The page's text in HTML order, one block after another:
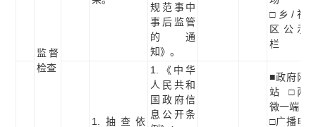
监督
检查
规范事中
事后监管
的通
知》。
□乡/社
区公示
栏
1.抽查依
1.《中华
人民共和
国政府信
息公开条
■政府网
站 □两
微一端
□广播电